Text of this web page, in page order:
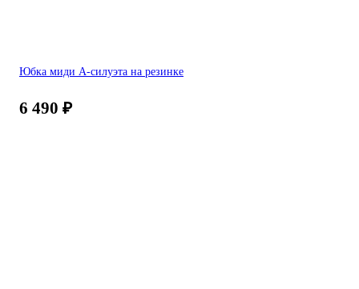
Юбка миди А-силуэта на резинке
6 490 ₽